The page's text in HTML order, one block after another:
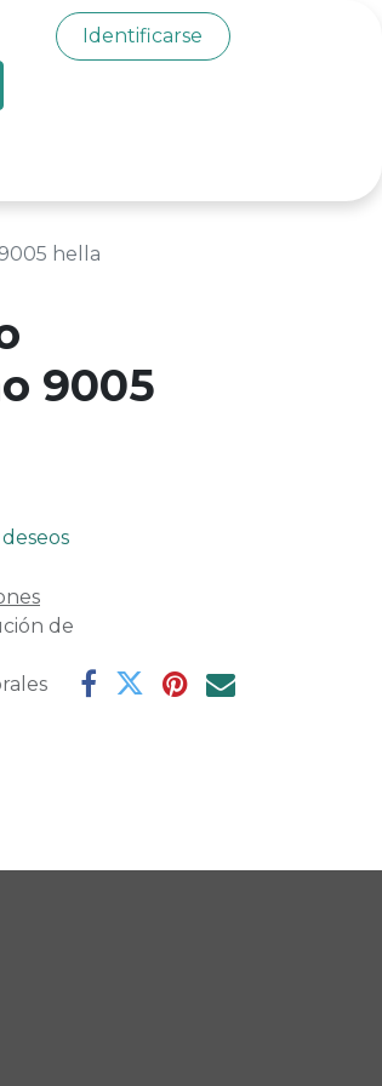
Identificarse
hella
9005
de